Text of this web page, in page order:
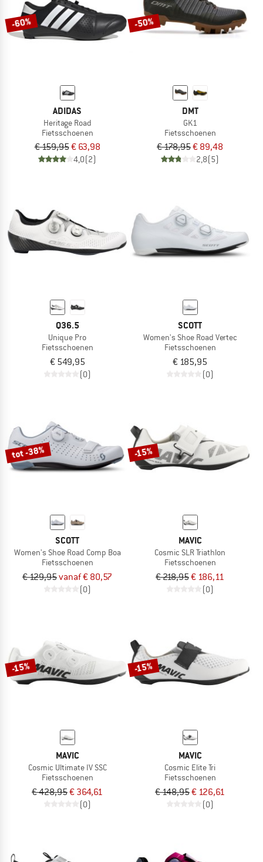
-60%
ADIDAS
Heritage Road
Fietsschoenen
€ 159,95€ 63,98
4,0(2)
-50%
DMT
GK1
Fietsschoenen
€ 178,95€ 89,48
2,8(5)
Q36.5
Unique Pro
Fietsschoenen
€ 549,95
(0)
SCOTT
Women's Shoe Road Vertec
Fietsschoenen
€ 185,95
(0)
tot -38%
SCOTT
Women's Shoe Road Comp Boa
Fietsschoenen
€ 129,95vanaf € 80,57
(0)
-15%
MAVIC
Cosmic SLR Triathlon
Fietsschoenen
€ 218,95€ 186,11
(0)
-15%
MAVIC
Cosmic Ultimate IV SSC
Fietsschoenen
€ 428,95€ 364,61
(0)
-15%
MAVIC
Cosmic Elite Tri
Fietsschoenen
€ 148,95€ 126,61
(0)